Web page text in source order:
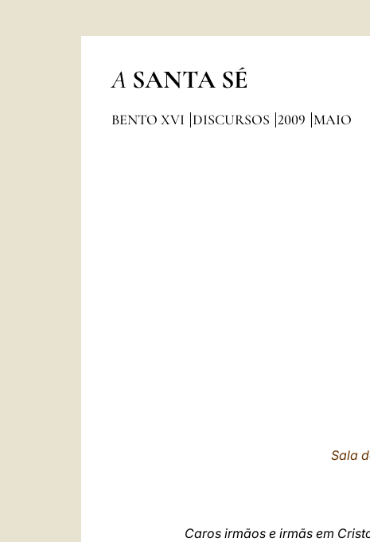
A SANTA SÉ
BENTO XVI DISCURSOS 2009 MAIO
Sala
Caros irmãos e irmãs em